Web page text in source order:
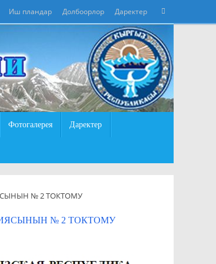
Иш пландар Долбоорлор Даректер Поиск
Фотогалерея Даректер
№ 2 ТОКТОМУ
№ 2 ТОКТОМУ